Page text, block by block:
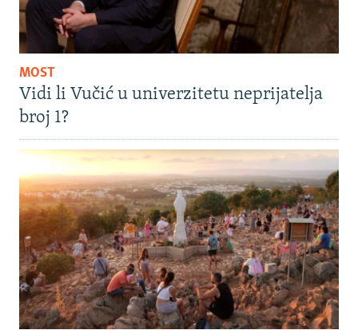
MOST
Vidi li Vučić u univerzitetu neprijatelja
broj 1?